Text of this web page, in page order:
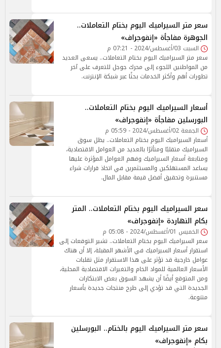
سعر متر السيراميك اليوم بختام التعاملات..
الجوهرة مفاجأة «إنفوجراف»
السبت 03/أغسطس/2024 - 07:21 م
سعر متر السيراميك اليوم بختام التعاملات.. يسعى العديد
من المواطنين اللجوء إلى محرك جوجل للتعرف على آخر
تطورات أهم وأكثر الخدمات بحثًا عبر شبكة الإنترنت.
أسعار السيراميك اليوم بختام التعاملات..
البورسلين مفاجأة «إنفوجراف»
الجمعة 02/أغسطس/2024 - 05:59 م
أسعار السيراميك اليوم بختام التعاملات.. يظل سوق
السيراميك متقلبًا ومتأثرًا بالعديد من العوامل الاقتصادية،
ومتابعة أسعار السيراميك وفهم العوامل المؤثرة عليها
يساعد المستهلكين والمستثمرين في اتخاذ قرارات شراء
مستنيرة وتحقيق أفضل قيمة مقابل المال.
سعر السيراميك اليوم بختام التعاملات.. المتر
بكام النهاردة «إنفوجراف»
الخميس 01/أغسطس/2024 - 05:08 م
سعر السيراميك اليوم بختام التعاملات.. تشير التوقعات إلى
استقرار أسعار السيراميك في الأشهر المقبلة، إلا أن هناك
عوامل خارجية قد تؤثر على هذا الاستقرار مثل تقلبات
الأسعار العالمية للمواد الخام والتغيرات الاقتصادية المحلية،
ومن المتوقع أيضًا أن يشهد السوق بعض الابتكارات
الجديدة التي قد تؤدي إلى طرح منتجات جديدة بأسعار
متنوعة.
سعر متر السيراميك اليوم بالختام.. البورسلين
بكام «إنفوجراف»